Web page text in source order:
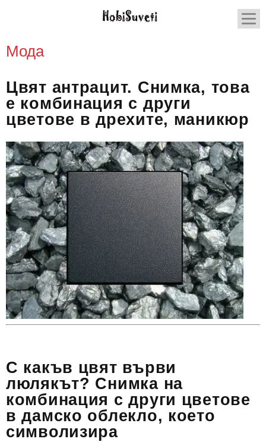
Мода
Цвят антрацит. Снимка, това
е комбинация с други
цветове в дрехите, маникюр
С какъв цвят върви
люлякът? Снимка на
комбинация с други цветове
в дамско облекло, което
символизира